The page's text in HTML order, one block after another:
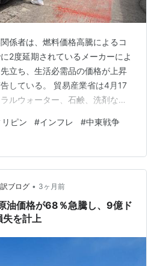
係者は、燃料価格高騰によるコ
2度延期されているメーカーによ
立ち、生活必需品の価格が上昇
している。 貿易産業省は4月17
ルウォーター、石鹸、洗剤など
は、当初の期限である4月16日と
となる。政府、製造業者、小売
なる交渉の結果である。とはい
すでに約2年ぶりの速さとなって
に米国とイスラエルがイランに
って…
リピン #インフレ #中東戦争
ブログ • 3ヶ月前
油価格が68％急騰し、9億ド
失を計上